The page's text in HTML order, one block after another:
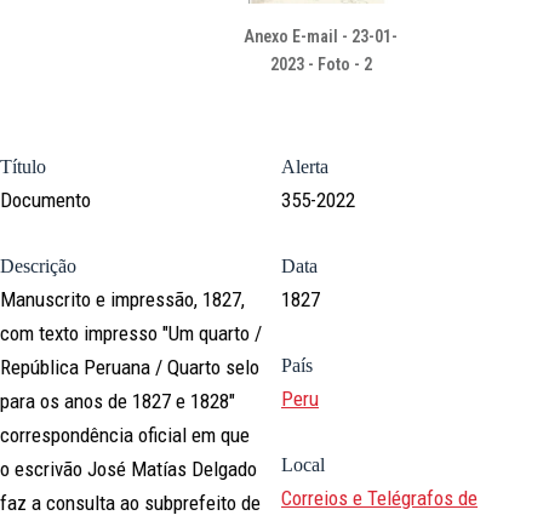
Anexo E-mail - 23-01-
2023 - Foto - 2
Título
Documento
Descrição
Manuscrito e impressão, 1827,
com texto impresso "Um quarto /
República Peruana / Quarto selo
para os anos de 1827 e 1828"
correspondência oficial em que
o escrivão José Matías Delgado
faz a consulta ao subprefeito de
Alerta
355-2022
Data
1827
País
Peru
Local
Correios e Telégrafos de